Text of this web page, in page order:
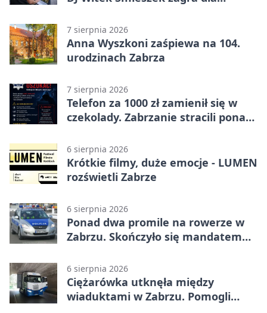
7 sierpnia 2026
Anna Wyszkoni zaśpiewa na 104.
urodzinach Zabrza
7 sierpnia 2026
Telefon za 1000 zł zamienił się w
czekolady. Zabrzanie stracili ponad
6 sierpnia 2026
Krótkie filmy, duże emocje - LUMEN
rozświetli Zabrze
6 sierpnia 2026
Ponad dwa promile na rowerze w
Zabrzu. Skończyło się mandatem
6 sierpnia 2026
Ciężarówka utknęła między
wiaduktami w Zabrzu. Pomogli